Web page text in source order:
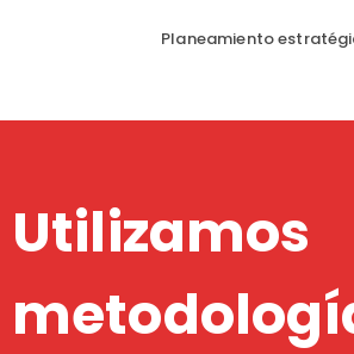
Planeamiento
Utilizamos